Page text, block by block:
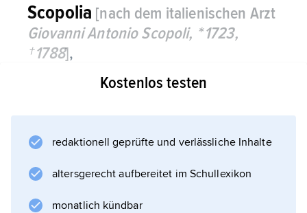
Scopolia [nach dem italienischen Arzt
Giovanni Antonio Scopoli, * 1723,
† 1788],
die PflanzengattungKostenlos testen
redaktionell geprüfte und verlässliche Inhalte
altersgerecht aufbereitet im Schullexikon
monatlich kündbar